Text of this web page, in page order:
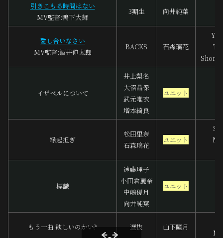
引きこもる時間はない
MV監督:鴨下大輝
3期生 向井純葉
愛し合いなさい
MV監督:酒井伸太郎
BACKS 石森璃花
イザベルについて
井上梨名
大沼晶保
武元唯衣
増本綺良
ユニット
縁起担ぎ
松田里奈
石森璃花
ユニット
標識
遠藤理子
小田倉麗奈
中嶋優月
向井純葉
ユニット
もう一曲 欲しいのかい? 選抜 山下瞳月